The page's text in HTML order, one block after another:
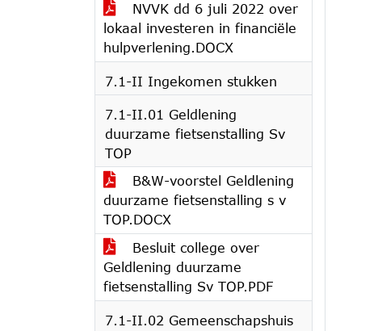
NVVK dd 6 juli 2022 over
lokaal investeren in financiële
hulpverlening.DOCX
7.1-II Ingekomen stukken
7.1-II.01 Geldlening
duurzame fietsenstalling Sv
TOP
B&W-voorstel Geldlening
duurzame fietsenstalling s v
TOP.DOCX
Besluit college over
Geldlening duurzame
fietsenstalling Sv TOP.PDF
7.1-II.02 Gemeenschapshuis